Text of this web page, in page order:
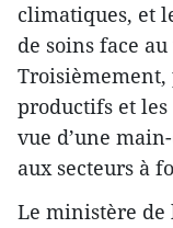
climatiques, et
de soins face
productifs et
vue d’une
aux secteurs à
Le ministère